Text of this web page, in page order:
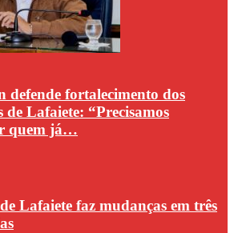
defende fortalecimento dos
de Lafaiete: “Precisamos
quem já…
Lafaiete faz mudanças em três